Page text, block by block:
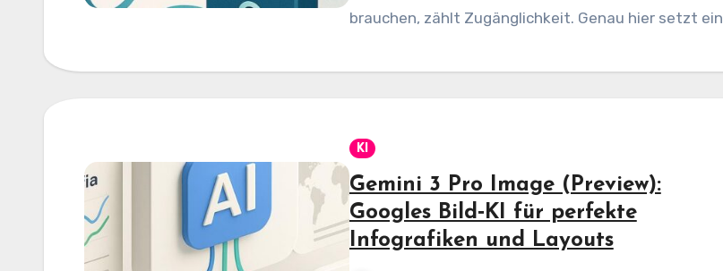
brauchen, zählt Zugänglichkeit. Genau hier setzt ein
KI
Gemini 3 Pro Image (Preview):
Googles Bild‑KI für perfekte
Infografiken und Layouts